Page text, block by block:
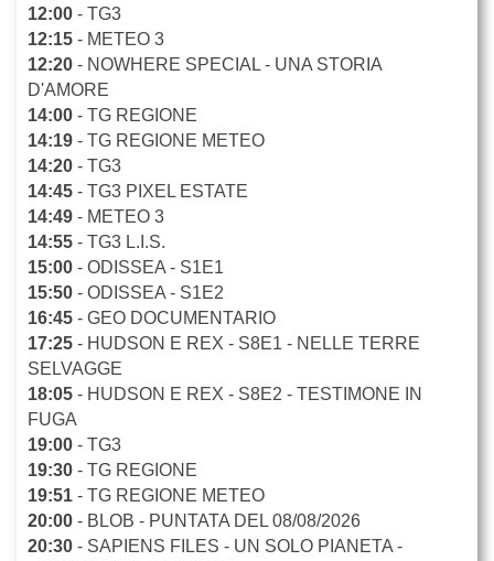
12:00 - TG3
12:15 - METEO 3
12:20 - NOWHERE SPECIAL - UNA STORIA
D'AMORE
14:00 - TG REGIONE
14:19 - TG REGIONE METEO
14:20 - TG3
14:45 - TG3 PIXEL ESTATE
14:49 - METEO 3
14:55 - TG3 L.I.S.
15:00 - ODISSEA - S1E1
15:50 - ODISSEA - S1E2
16:45 - GEO DOCUMENTARIO
17:25 - HUDSON E REX - S8E1 - NELLE TERRE
SELVAGGE
18:05 - HUDSON E REX - S8E2 - TESTIMONE IN
FUGA
19:00 - TG3
19:30 - TG REGIONE
19:51 - TG REGIONE METEO
20:00 - BLOB - PUNTATA DEL 08/08/2026
20:30 - SAPIENS FILES - UN SOLO PIANETA -